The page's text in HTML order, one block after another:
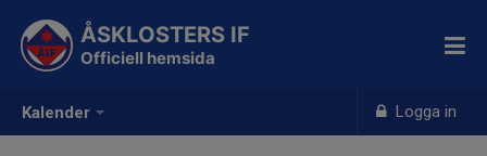
Kalender Logga in
ÅSKLOSTERS IF
Officiell hemsida